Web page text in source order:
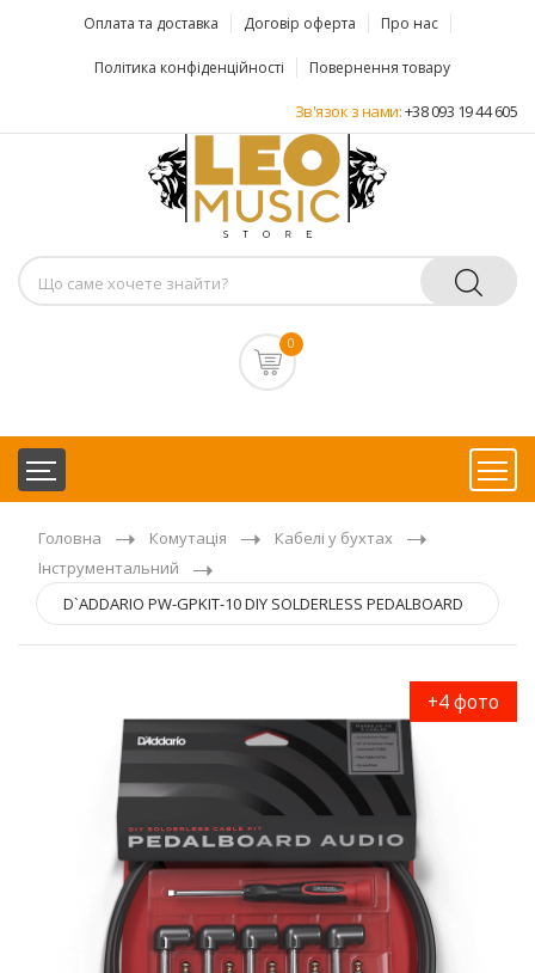
Оплата та доставка Договір оферта Про нас
Політика конфіденційності Повернення товару
Зв'язок з нами:+38 093 19 44 605
0
Головна Комутація
Кабелі у бухтах
Інструментальний
D`ADDARIO PW-GPKIT-10 DIY SOLDERLESS PEDALBOARD
CABLE KIT
+4 фото